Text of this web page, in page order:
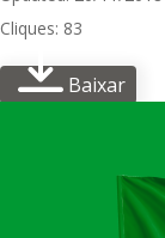
Cliques: 83
Baixar